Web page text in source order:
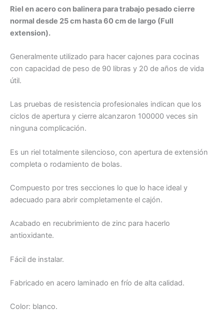
Riel en acero con balinera para trabajo pesado cierre
normal desde 25 cm hasta 60 cm de largo (Full
extension).
Generalmente utilizado para hacer cajones para cocinas
con capacidad de peso de 90 libras y 20 de años de vida
útil.
Las pruebas de resistencia profesionales indican que los
ciclos de apertura y cierre alcanzaron 100000 veces sin
ninguna complicación.
Es un riel totalmente silencioso, con apertura de extensión
completa o rodamiento de bolas.
Compuesto por tres secciones lo que lo hace ideal y
adecuado para abrir completamente el cajón.
Acabado en recubrimiento de zinc para hacerlo
antioxidante.
Fácil de instalar.
Fabricado en acero laminado en frío de alta calidad.
Color: blanco.